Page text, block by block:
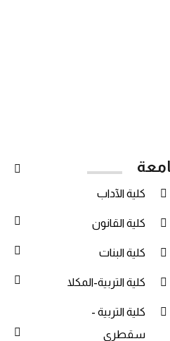
كلية الآداب
كلية القانون
كلية البنات
كلية التربية-المكلا
كلية التربية -
سقطرى